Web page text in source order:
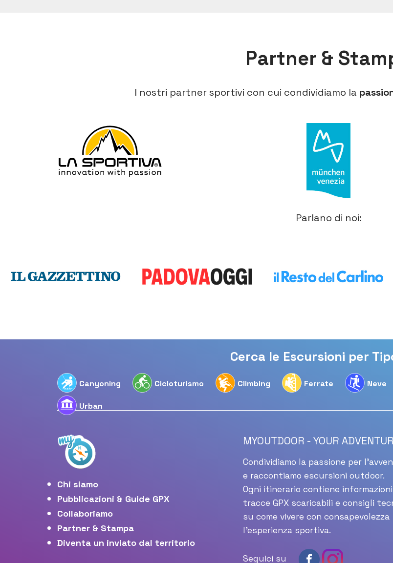
Partner &
I nostri partner sportivi con cui condividiamo la
Parlano di noi:
Cerca le Escursioni per
Canyoning Cicloturismo Climbing Ferrate Neve
Urban
Chi siamo
Pubblicazioni & Guide GPX
Collaboriamo
Partner & Stampa
Diventa un inviato dal territorio
MYOUTDOOR - YOUR
Condividiamo la passione per
e raccontiamo escursioni outdoor.
Ogni itinerario contiene
tracce GPX scaricabili e consigli
su come vivere con consapevolezza
l'esperienza sportiva.
Seguici su